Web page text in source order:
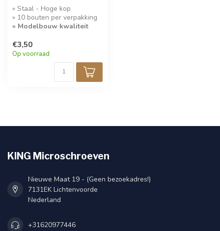
» Staal - Hoge kop
» 10 bouten per verpakking
» Modelbouw kwaliteit
€3,50
Op voorraad
KING Microschroeven
Nieuwe Maat 19 - (Geen bezoekadres!)
7131EK Lichtenvoorde
Nederland
+31620977446